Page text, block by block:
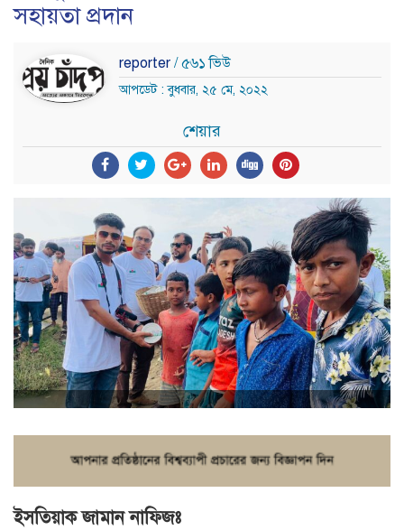
সহায়তা প্রদান
reporter / ৫৬১ ভিউ
আপডেট : বুধবার, ২৫ মে, ২০২২
শেয়ার
ইসতিয়াক জামান নাফিজঃ